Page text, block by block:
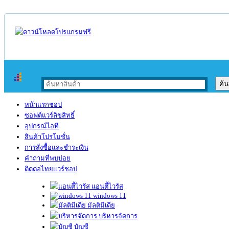
หน้าแรกชอป
ซอฟต์แวร์ลิขสิทธิ์
อุปกรณ์ไอที
สินค้าโปรโมชั่น
การสั่งซื้อและชำระเงิน
คำถามที่พบบ่อย
ติดต่อไทยแวร์ชอป
แอนตี้ไวรัส
windows 11
มัลติมีเดีย
บริหารจัดการ
บัญชี